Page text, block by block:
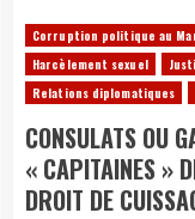
Corruption politique au
Harcèlement sexuel
Relations diplomatiques
CONSULATS OU
« CAPITAINES »
DROIT DE